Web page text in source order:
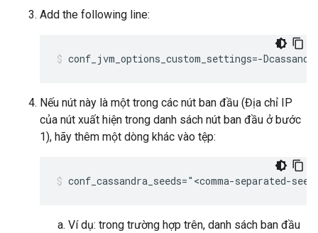
Add the following line:
conf_jvm_options_custom_settings=-
Nếu nút này là một trong các nút ban đầu (Địa chỉ IP
của nút xuất hiện trong danh sách nút ban đầu ở bước
1), hãy thêm một dòng khác vào tệp:
conf_cassandra_seeds="<comma-separated-
Ví dụ: trong trường hợp trên, danh sách ban đầu